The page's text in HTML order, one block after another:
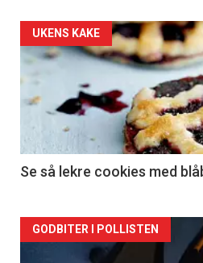
Forsiden
akkurat
nå
2
UKENS KAKE
Se så lekre cookies med
Forsiden
GODBITER I POLLISTEN